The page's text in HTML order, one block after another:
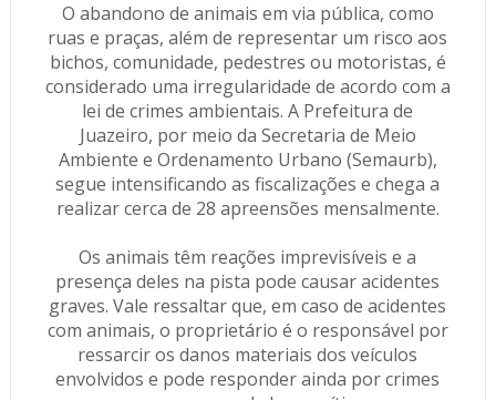
O abandono de animais em via pública, como
ruas e praças, além de representar um risco aos
bichos, comunidade, pedestres ou motoristas, é
considerado uma irregularidade de acordo com a
lei de crimes ambientais. A Prefeitura de
Juazeiro, por meio da Secretaria de Meio
Ambiente e Ordenamento Urbano (Semaurb),
segue intensificando as fiscalizações e chega a
realizar cerca de 28 apreensões mensalmente.
Os animais têm reações imprevisíveis e a
presença deles na pista pode causar acidentes
graves. Vale ressaltar que, em caso de acidentes
com animais, o proprietário é o responsável por
ressarcir os danos materiais dos veículos
envolvidos e pode responder ainda por crimes